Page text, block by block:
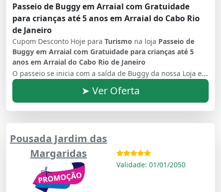
Passeio de Buggy em Arraial com Gratuidade
para crianças até 5 anos em Arraial do Cabo Rio
de Janeiro
Cupom Desconto Hoje para Turismo na loja Passeio de
Buggy em Arraial com Gratuidade para crianças até 5
anos em Arraial do Cabo Rio de Janeiro
O passeio se inicia com a saída de Buggy da nossa Loja e levará você em um roteiro incrível com lindas paisagens, praias e mirantes contemplando as Belezas Naturais locais, além de uma parada em todos os locais para apreciação e fotos. Todos os Pontos Turísticos abaixo serão contemplados no Passeio: - Mirante da prainha - Enseada do Gabriel - Praia do Pontal - Praia do Foguete - Lagoa Barra Nova - Mirante Boa Vista.
➤ Ver Oferta
Pousada Jardim das
Margaridas
Validade: 01/01/2050